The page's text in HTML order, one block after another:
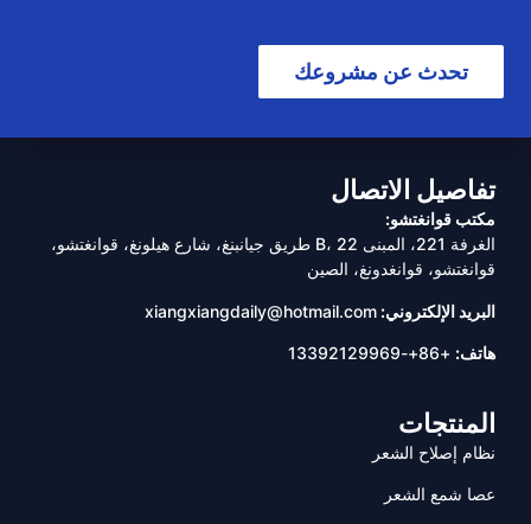
تحدث عن مشروعك
تفاصيل الاتصال
مكتب قوانغتشو:
الغرفة 221، المبنى B، 22 طريق جيانبنغ، شارع هيلونغ، قوانغتشو،
قوانغتشو، قوانغدونغ، الصين
البريد الإلكتروني: xiangxiangdaily@hotmail.com
هاتف: +86+-13392129969
المنتجات
نظام إصلاح الشعر
عصا شمع الشعر